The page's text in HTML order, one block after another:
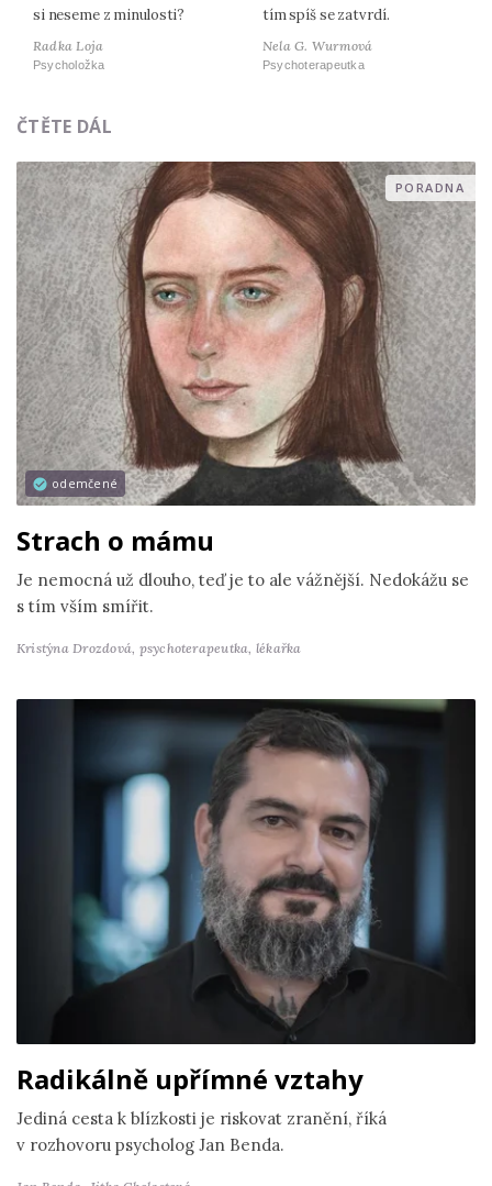
si neseme z minulosti?
Radka Loja
Psycholožka
tím spíš se zatvrdí.
Nela G. Wurmová
Psychoterapeutka
ČTĚTE DÁL
odemčené
PORADNA
Strach o mámu
Je nemocná už dlouho, teď je to ale vážnější. Nedokážu se
s tím vším smířit.
Kristýna Drozdová, psychoterapeutka, lékařka
Radikálně upřímné vztahy
Jediná cesta k blízkosti je riskovat zranění, říká
v rozhovoru psycholog Jan Benda.